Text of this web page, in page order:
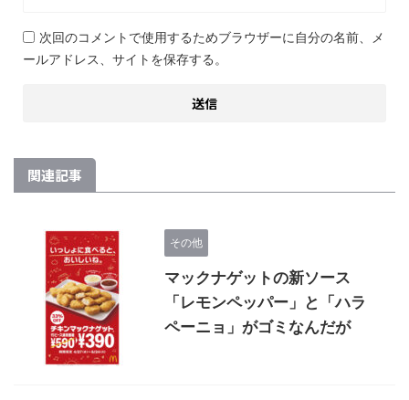
次回のコメントで使用するためブラウザーに自分の名前、メ
ールアドレス、サイトを保存する。
関連記事
その他
マックナゲットの新ソース
「レモンペッパー」と「ハラ
ペーニョ」がゴミなんだが